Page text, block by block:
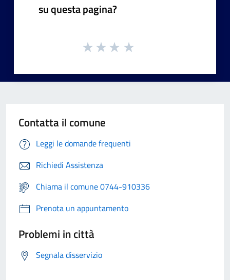
su questa pagina?
Contatta il comune
Leggi le domande frequenti
Richiedi Assistenza
Chiama il comune 0744-910336
Prenota un appuntamento
Problemi in città
Segnala disservizio